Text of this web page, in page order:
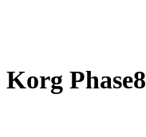
Korg Phase8